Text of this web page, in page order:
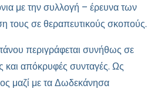
με την συλλογή – έρευνα των
τους σε θεραπευτικούς σκοπούς.
περιγράφεται συνήθως σε
και απόκρυφές συνταγές. Ως
μαζί με τα Δωδεκάνησα